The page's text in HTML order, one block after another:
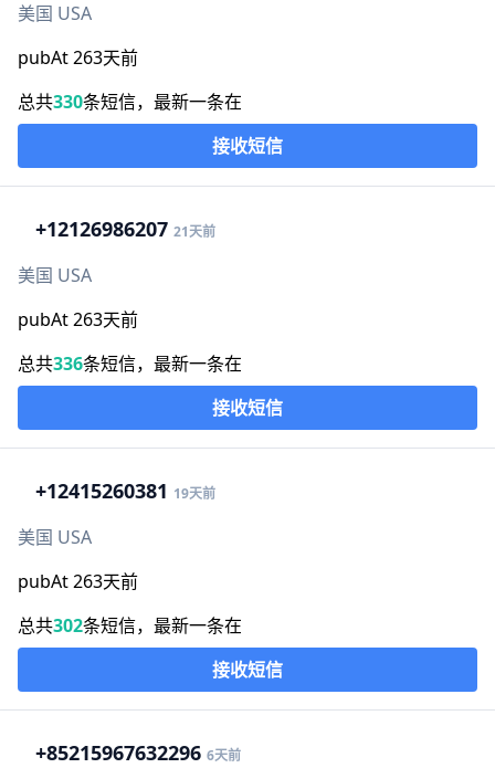
美国 USA
pubAt 263天前
总共330条短信，最新一条在
接收短信
+12126986207 21天前
美国 USA
pubAt 263天前
总共336条短信，最新一条在
接收短信
+12415260381 19天前
美国 USA
pubAt 263天前
总共302条短信，最新一条在
接收短信
+85215967632296 6天前